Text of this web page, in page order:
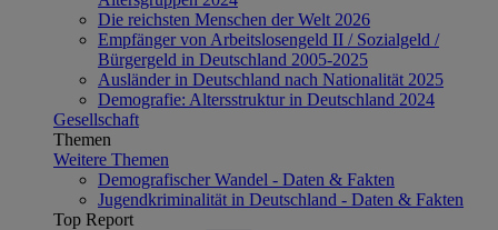
Die reichsten Menschen der Welt 2026
Empfänger von Arbeitslosengeld II / Sozialgeld /
Bürgergeld in Deutschland 2005-2025
Ausländer in Deutschland nach Nationalität 2025
Demografie: Altersstruktur in Deutschland 2024
Gesellschaft
Themen
Weitere Themen
Demografischer Wandel - Daten & Fakten
Jugendkriminalität in Deutschland - Daten & Fakten
Top Report